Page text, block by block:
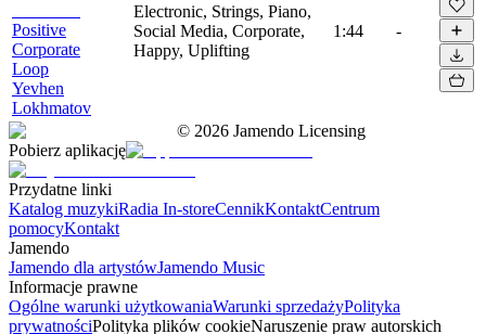
Positive
Corporate
Loop
Yevhen
Lokhmatov
Electronic, Strings, Piano,
Social Media, Corporate,
Happy, Uplifting
1:44 -
© 2026 Jamendo Licensing
Pobierz aplikację
Przydatne linki
Katalog muzykiRadia In-storeCennikKontaktCentrum
pomocyKontakt
Jamendo
Jamendo dla artystówJamendo Music
Informacje prawne
Ogólne warunki użytkowaniaWarunki sprzedażyPolityka
prywatnościPolityka plików cookieNaruszenie praw autorskich